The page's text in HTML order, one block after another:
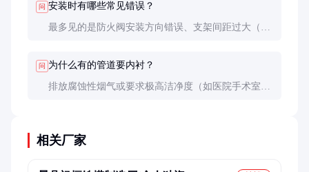
问 安装时有哪些常见错误？
最多见的是防火阀安装方向错误、支架间距过大（应
问 为什么有的管道要内衬？
排放腐蚀性烟气或要求极高洁净度（如医院手术室）
相关厂家